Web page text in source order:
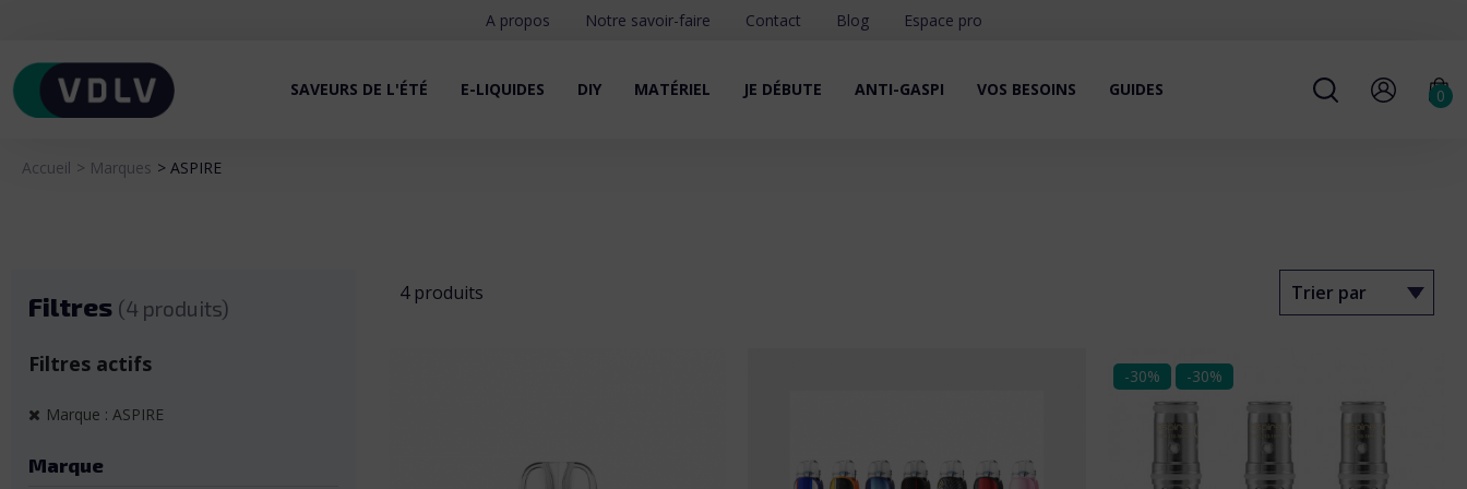
A propos Notre savoir-faire Contact Blog Espace pro
SAVEURS DE L'ÉTÉ E-LIQUIDES DIY MATÉRIEL JE DÉBUTE ANTI-GASPI VOS BESOINS GUIDES 0
Accueil Marques ASPIRE
Filtres (4 produits)
Filtres actifs
Marque : ASPIRE
Marque
4 produits
-30% -30%